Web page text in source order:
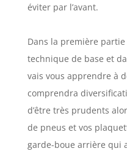
éviter par l’avant.
Dans la première
technique de base et
vais vous apprendre à
comprendra
d’être très prudents
de pneus et vos
garde-boue arrière qui